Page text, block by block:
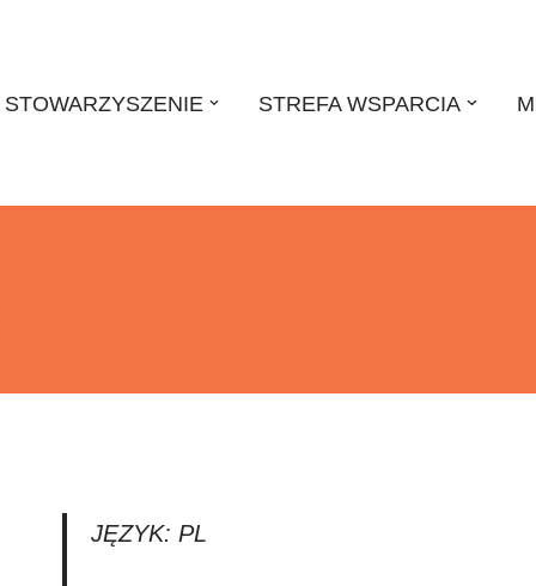
STOWARZYSZENIE STREFA WSPARCIA
JĘZYK: PL